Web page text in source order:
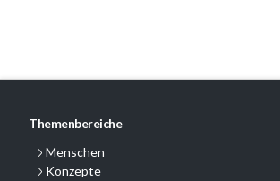
Themenbereiche
Menschen
Konzepte